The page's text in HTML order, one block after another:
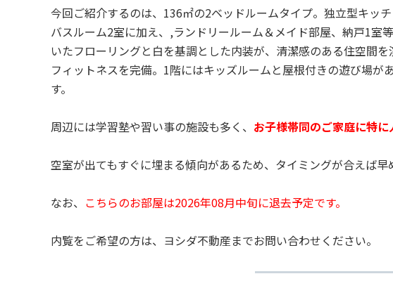
今回ご紹介するのは、136㎡の2ベッドルームタイプ。独立型キッ
バスルーム2室に加え、,ランドリールーム＆メイド部屋、納戸1室
いたフローリングと白を基調とした内装が、清潔感のある住空間
フィットネスを完備。1階にはキッズルームと屋根付きの遊び場
す。
周辺には学習塾や習い事の施設も多く、 お子様帯同のご家庭に特に
空室が出てもすぐに埋まる傾向があるため、タイミングが合えば早
なお、 こちらのお部屋は2026年08月中旬に退去予定です。
内覧をご希望の方は、ヨシダ不動産までお問い合わせください。